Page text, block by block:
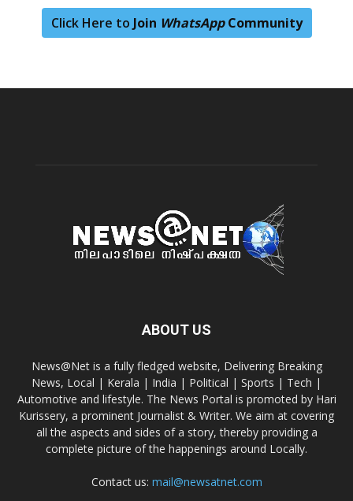
Click Here to Join WhatsAppCommunity
ABOUT US
News@Net is a fully fledged website, Delivering Breaking
News, Local | Kerala | India | Political | Sports | Tech |
Automotive and lifestyle. The News Portal is promoted by Hari
Kurissery, a prominent Journalist & Writer. We aim at covering
all the aspects and sides of a story, thereby providing a
complete picture of the happenings around Locally.
Contact us: mail@newsatnet.com